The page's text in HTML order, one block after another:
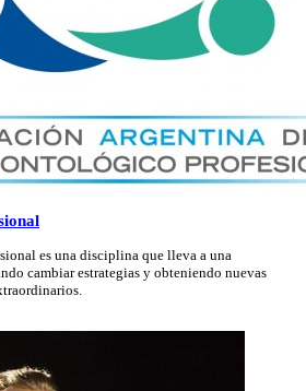
es una disciplina que lleva a una
cambiar estrategias y obteniendo nuevas